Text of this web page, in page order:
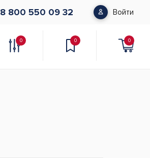
8 800 550 09 32 Войти
0 0 0